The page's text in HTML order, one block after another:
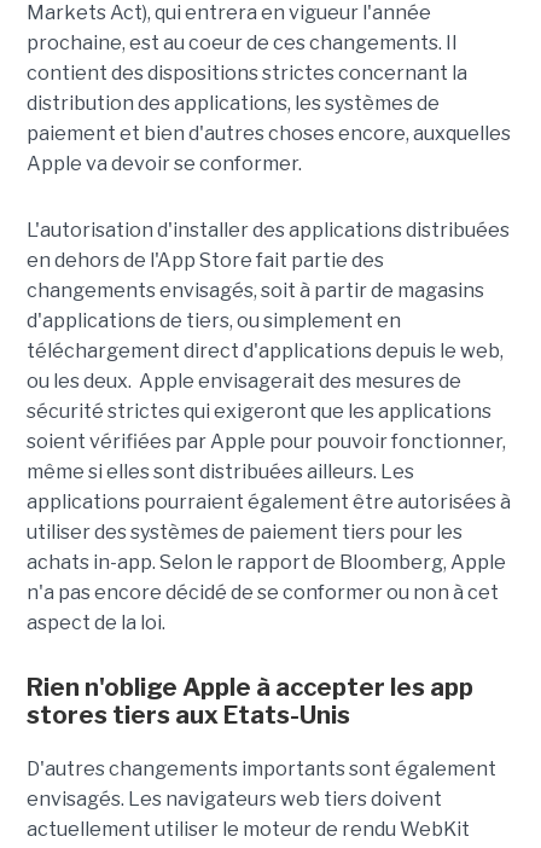
Markets Act), qui entrera en vigueur l'année
prochaine, est au coeur de ces changements. Il
contient des dispositions strictes concernant la
distribution des applications, les systèmes de
paiement et bien d'autres choses encore, auxquelles
Apple va devoir se conformer.
L'autorisation d'installer des applications distribuées
en dehors de l'App Store fait partie des
changements envisagés, soit à partir de magasins
d'applications de tiers, ou simplement en
téléchargement direct d'applications depuis le web,
ou les deux. Apple envisagerait des mesures de
sécurité strictes qui exigeront que les applications
soient vérifiées par Apple pour pouvoir fonctionner,
même si elles sont distribuées ailleurs. Les
applications pourraient également être autorisées à
utiliser des systèmes de paiement tiers pour les
achats in-app. Selon le rapport de Bloomberg, Apple
n'a pas encore décidé de se conformer ou non à cet
aspect de la loi.
Rien n'oblige Apple à accepter les app
stores tiers aux Etats-Unis
D'autres changements importants sont également
envisagés. Les navigateurs web tiers doivent
actuellement utiliser le moteur de rendu WebKit